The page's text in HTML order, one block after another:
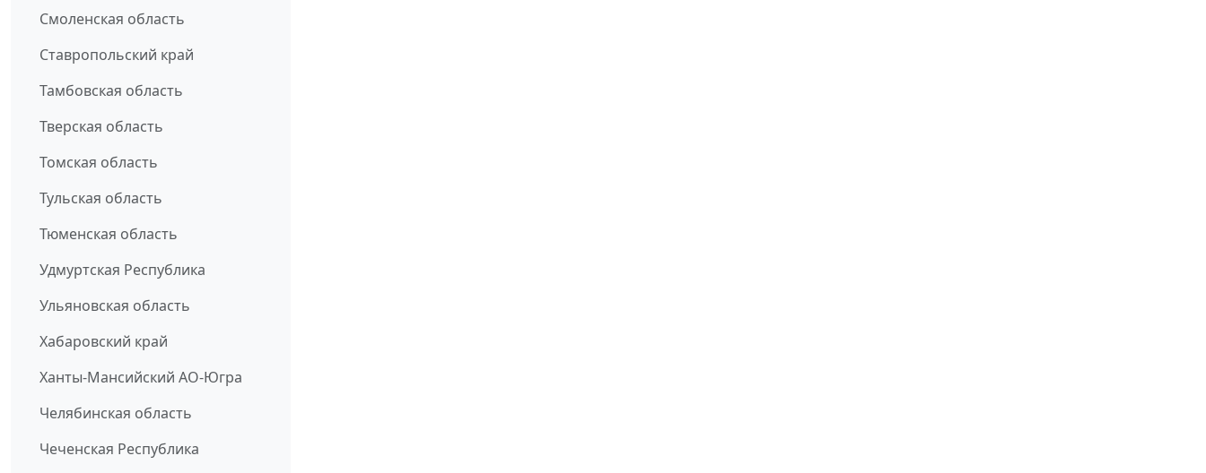
Смоленская область
Ставропольский край
Тамбовская область
Тверская область
Томская область
Тульская область
Тюменская область
Удмуртская Республика
Ульяновская область
Хабаровский край
Ханты-Мансийский АО-Югра
Челябинская область
Чеченская Республика